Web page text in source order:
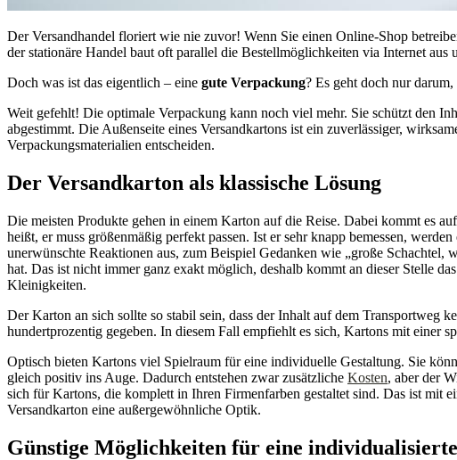
Der Versandhandel floriert wie nie zuvor! Wenn Sie einen Online-Shop
der stationäre Handel baut oft parallel die Bestellmöglichkeiten via Internet aus
Doch was ist das eigentlich – eine gute Verpackung? Es geht doch nur
Weit gefehlt! Die optimale Verpackung kann noch viel mehr. Sie schützt den
abgestimmt. Die Außenseite eines Versandkartons ist ein zuverlässiger,
Verpackungsmaterialien entscheiden.
Der Versandkarton als klassische Lösung
Die meisten Produkte gehen in einem Karton auf die Reise. Dabei kommt es
heißt, er muss größenmäßig perfekt passen. Ist er sehr knapp bemessen,
unerwünschte Reaktionen aus, zum Beispiel Gedanken wie „große Schachtel,
hat. Das ist nicht immer ganz exakt möglich, deshalb kommt an dieser Stelle das
Kleinigkeiten.
Der Karton an sich sollte so stabil sein, dass der Inhalt auf dem Transportweg
hundertprozentig gegeben. In diesem Fall empfiehlt es sich, Kartons mit einer
Optisch bieten Kartons viel Spielraum für eine individuelle Gestaltung. Sie
gleich positiv ins Auge. Dadurch entstehen zwar zusätzliche Kosten, aber der
sich für Kartons, die komplett in Ihren Firmenfarben gestaltet sind. Das ist mit
Versandkarton eine außergewöhnliche Optik.
Günstige Möglichkeiten für eine